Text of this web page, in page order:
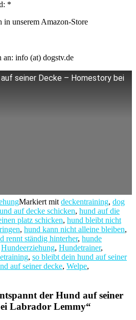
*
unserem Amazon-Store
info (at) dogstv.de
seiner Decke – Homestory bei
Markiert mit deckentraining, dog
auf decke schicken, hund auf die
platz schicken, hund bleibt nicht
, hund kann nicht alleine bleiben,
rennt ständig hinterher, hunde
Hundeerziehung, Hundetrainer,
, so bleibt dein hund auf seiner
auf seiner decke, Welpe,
der Hund auf seiner
Labrador Lemmy“